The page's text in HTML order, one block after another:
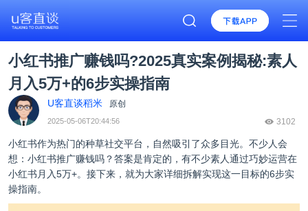
小红书推广赚钱吗?2025真实案例揭秘:素人
月入5万+的6步实操指南
U客直谈稻米 原创
2025-05-06T20:44:56 3102
小红书作为热门的种草社交平台，自然吸引了众多目光。不少人会
想：小红书推广赚钱吗？答案是肯定的，有不少素人通过巧妙运营在
小红书月入5万+。接下来，就为大家详细拆解实现这一目标的6步实
操指南。